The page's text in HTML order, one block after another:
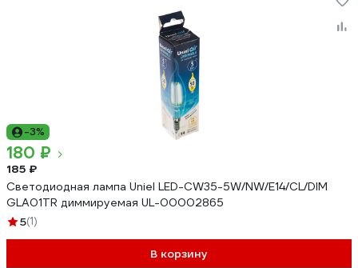
-3%
180 ₽
185 ₽
Светодиодная лампа Uniel LED-CW35-5W/NW/E14/CL/DIM
GLA01TR диммируемая UL-00002865
5(1)
В корзину